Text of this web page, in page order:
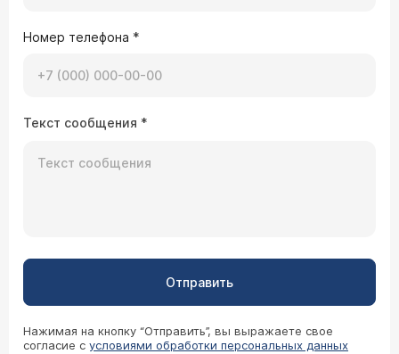
Номер телефона *
Текст сообщения *
Отправить
Нажимая на кнопку “Отправить”, вы выражаете свое
согласие с условиями обработки персональных данных